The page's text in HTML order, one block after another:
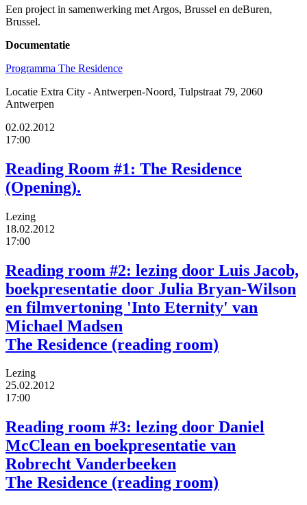
Een project in samenwerking met Argos, Brussel en deBuren,
Brussel.
Documentatie
Programma The Residence
Locatie Extra City - Antwerpen-Noord, Tulpstraat 79, 2060
Antwerpen
02.02.2012
17:00
Reading Room #1: The Residence
(Opening).
Lezing
18.02.2012
17:00
Reading room #2: lezing door Luis Jacob,
boekpresentatie door Julia Bryan-Wilson
en filmvertoning 'Into Eternity' van
Michael Madsen
The Residence (reading room)
Lezing
25.02.2012
17:00
Reading room #3: lezing door Daniel
McClean en boekpresentatie van
Robrecht Vanderbeeken
The Residence (reading room)